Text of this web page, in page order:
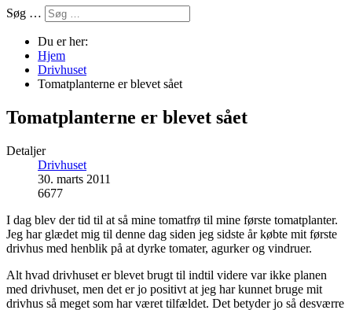
Søg …
Du er her:
Hjem
Drivhuset
Tomatplanterne er blevet sået
Tomatplanterne er blevet sået
Detaljer
Drivhuset
30. marts 2011
6677
I dag blev der tid til at så mine tomatfrø til mine første tomatplanter.
Jeg har glædet mig til denne dag siden jeg sidste år købte mit første
drivhus med henblik på at dyrke tomater, agurker og vindruer.
Alt hvad drivhuset er blevet brugt til indtil videre var ikke planen
med drivhuset, men det er jo positivt at jeg har kunnet bruge mit
drivhus så meget som har været tilfældet. Det betyder jo så desværre